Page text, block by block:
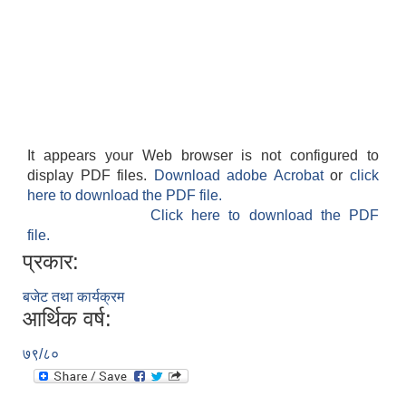
It appears your Web browser is not configured to
display PDF files.
Download adobe Acrobatorclick
here to download the PDF file.
Click here to download the PDF
file.
प्रकार:
बजेट तथा कार्यक्रम
आर्थिक वर्ष:
७९/८०